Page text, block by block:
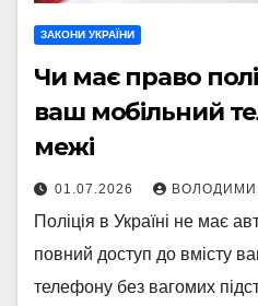
ЗАКОНИ УКРАЇНИ
Чи має право
ваш мобільний
межі
01.07.2026
Поліція в Україні не має
повний доступ до вмісту
телефону без вагомих